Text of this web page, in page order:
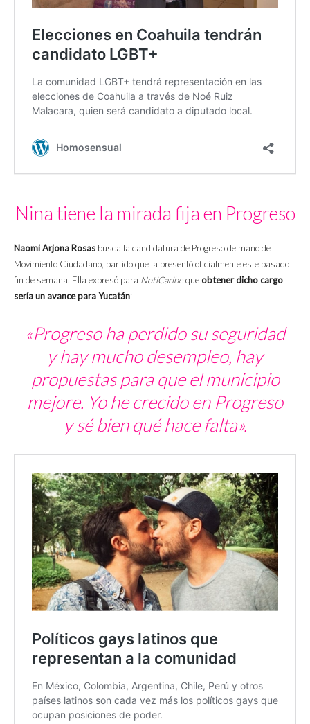
Nina tiene la mirada fija en Progreso
Naomi Arjona Rosas busca la candidatura de Progreso de mano de
Movimiento Ciudadano, partido que la presentó oficialmente este pasado
fin de semana. Ella expresó para NotiCaribequeobtener dicho cargo
sería un avance para Yucatán:
«Progreso ha perdido su seguridad
y hay mucho desempleo, hay
propuestas para que el municipio
mejore. Yo he crecido en Progreso
y sé bien qué hace falta».